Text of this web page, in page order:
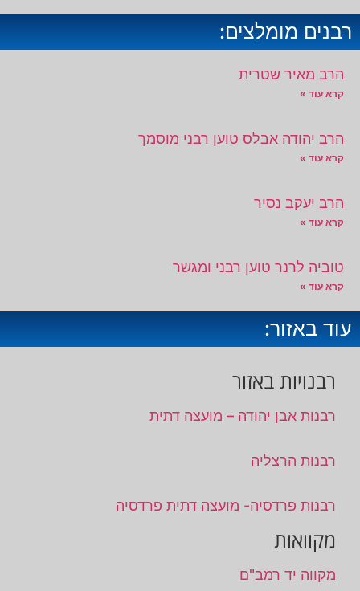
רבנים מומלצים:
הרב מאיר שטרית
קרא עוד »
הרב יהודה אבלס טוען רבני מוסמך
קרא עוד »
הרב יעקב נסיר
קרא עוד »
טוביה לרנר טוען רבני ומגשר
קרא עוד »
עוד באזור:
רבנויות באזור
רבנות אבן יהודה – מועצה דתית
רבנות הרצליה
רבנות פרדסיה- מועצה דתית פרדסיה
מקוואות
מקווה יד רמב"ם